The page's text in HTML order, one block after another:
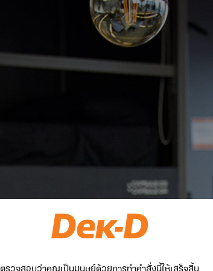
ตรวจสอบว่าคุณเป็นมนุษย์ด้วยการทำคำสั่งนี้ให้เสร็จสิ้น